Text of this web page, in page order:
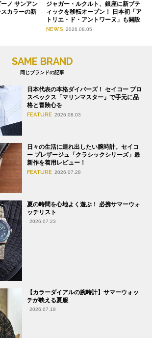
ノ サンアン
スカラーの新
ジャガー・ルクルト、銀座に新ブテ
ィックを移転オープン！ 日本初「ア
トリエ・ド・アントワーヌ」も開設
NEWS 2026.08.05
SAME BRAND
同じブランドの記事
日本代表の本格ダイバーズ！ セイコー プロ
スペックス「マリンマスター」で手元に品
格と冒険心を
FEATURE 2026.08.03
日々の生活に連れ出したい腕時計。セイコ
ー プレザージュ「クラシックシリーズ」最
新作を着用レビュー！
FEATURE 2026.07.28
夏の時間を心地よく遊ぶ！ 必携サマーウォ
ッチリスト
2026.07.23
【カラーダイアルの腕時計】サマーウォッ
チが映える夏服
2026.07.18